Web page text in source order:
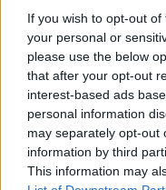
If you wish to opt-out
your personal or
please use the below
that after your opt-out
interest-based ads
personal information
may separately opt-out
information by third
This information may
Ventoux. Polka
Katarzyna Niewiadoma-
Tour de France Kobiet,
została nową liderką
etapowe zwycięstwo od
Włodarczyk (UAE Team
Tomasz Pałasz